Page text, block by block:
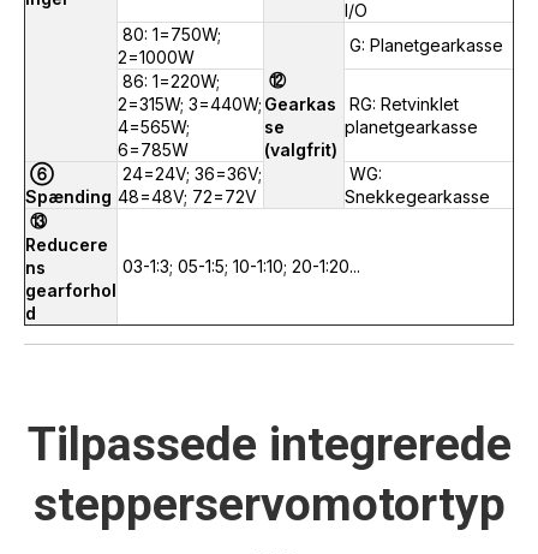
I/O
80: 1=750W;
2=1000W
⑫
Gearkas
se
(valgfrit)
G: Planetgearkasse
86: 1=220W;
2=315W; 3=440W;
4=565W;
6=785W
RG: Retvinklet
planetgearkasse
⑥
Spænding
24=24V; 36=36V;
48=48V; 72=72V
WG:
Snekkegearkasse
⑬
Reducere
ns
gearforhol
d
03-1:3; 05-1:5; 10-1:10; 20-1:20...
Tilpassede integrerede
stepperservomotortyp